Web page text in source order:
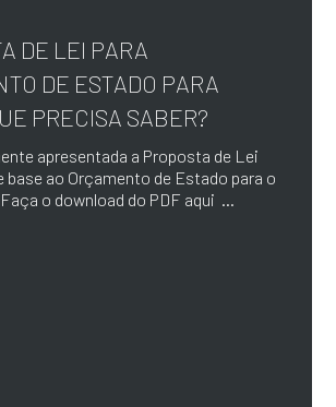
DE LEI PARA
DE ESTADO PARA
PRECISA SABER?
apresentada a Proposta de Lei
base ao Orçamento de Estado para o
o download do PDF aqui ...